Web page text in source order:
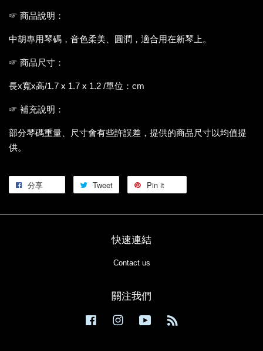
☞ 商品說明：
中胡專用琴碼，音色柔美、圓潤，適合用在新琴上。
☞ 商品尺寸：
長x寬x高/1.7 x 1.7 x 1.2 /單位：cm
☞ 補充說明：
部分琴碼重量、尺寸會有些許誤差，提供的商品尺寸以均值提
供。
分享 Tweet Pin it
快速連結
Contact us
關注我們
Facebook Instagram YouTube